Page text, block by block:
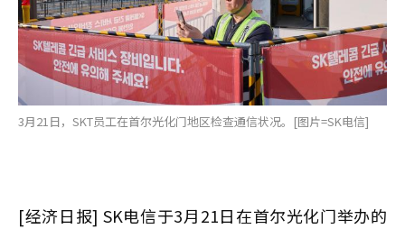
3月21日，SKT员工在首尔光化门地区检查通信状况。[图片=SK电信]
[经济日报] SK电信于3月21日在首尔光化门举办的